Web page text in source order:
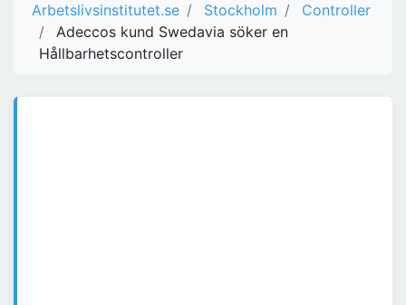
Arbetslivsinstitutet.se Stockholm
Controller
Adeccos kund Swedavia söker en
Hållbarhetscontroller